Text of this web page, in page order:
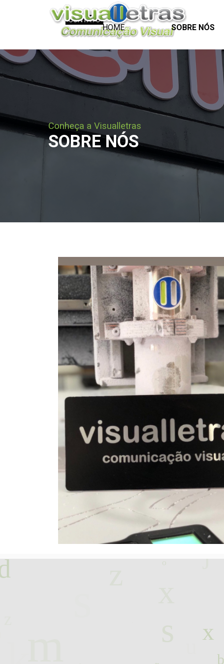
HOME SOBRE NÓS
CONTATO
Conheça a Visualletras
SOBRE NÓS